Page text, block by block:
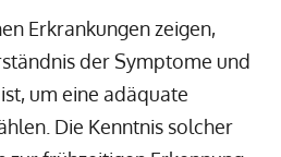
Erkrankungen zeigen,
der Symptome und
um eine adäquate
Die Kenntnis solcher